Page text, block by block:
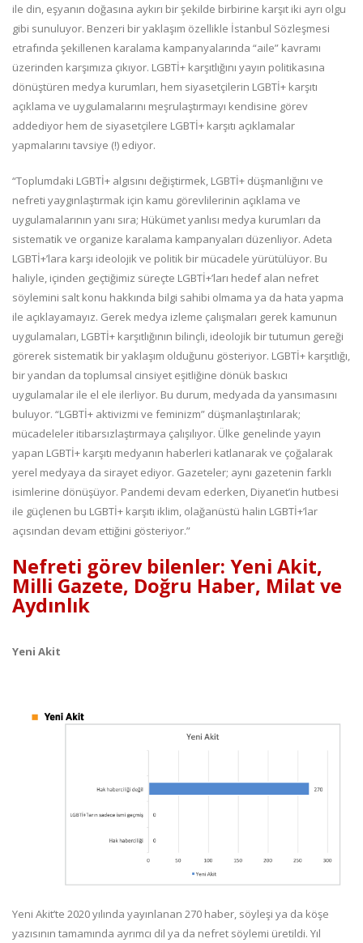
ile din, eşyanın doğasına aykırı bir şekilde birbirine karşıt iki ayrı olgu
gibi sunuluyor. Benzeri bir yaklaşım özellikle İstanbul Sözleşmesi
etrafında şekillenen karalama kampanyalarında “aile” kavramı
üzerinden karşımıza çıkıyor. LGBTİ+ karşıtlığını yayın politikasına
dönüştüren medya kurumları, hem siyasetçilerin LGBTİ+ karşıtı
açıklama ve uygulamalarını meşrulaştırmayı kendisine görev
addediyor hem de siyasetçilere LGBTİ+ karşıtı açıklamalar
yapmalarını tavsiye (!) ediyor.
“Toplumdaki LGBTİ+ algısını değiştirmek, LGBTİ+ düşmanlığını ve
nefreti yaygınlaştırmak için kamu görevlilerinin açıklama ve
uygulamalarının yanı sıra; Hükümet yanlısı medya kurumları da
sistematik ve organize karalama kampanyaları düzenliyor. Adeta
LGBTİ+’lara karşı ideolojik ve politik bir mücadele yürütülüyor. Bu
haliyle, içinden geçtiğimiz süreçte LGBTİ+’ları hedef alan nefret
söylemini salt konu hakkında bilgi sahibi olmama ya da hata yapma
ile açıklayamayız. Gerek medya izleme çalışmaları gerek kamunun
uygulamaları, LGBTİ+ karşıtlığının bilinçli, ideolojik bir tutumun gereği
görerek sistematik bir yaklaşım olduğunu gösteriyor. LGBTİ+ karşıtlığı,
bir yandan da toplumsal cinsiyet eşitliğine dönük baskıcı
uygulamalar ile el ele ilerliyor. Bu durum, medyada da yansımasını
buluyor. “LGBTİ+ aktivizmi ve feminizm” düşmanlaştırılarak;
mücadeleler itibarsızlaştırmaya çalışılıyor. Ülke genelinde yayın
yapan LGBTİ+ karşıtı medyanın haberleri katlanarak ve çoğalarak
yerel medyaya da sirayet ediyor. Gazeteler; aynı gazetenin farklı
isimlerine dönüşüyor. Pandemi devam ederken, Diyanet’in hutbesi
ile güçlenen bu LGBTİ+ karşıtı iklim, olağanüstü halin LGBTİ+’lar
açısından devam ettiğini gösteriyor.”
Nefreti görev bilenler: Yeni Akit,
Milli Gazete, Doğru Haber, Milat ve
Aydınlık
Yeni Akit
Yeni Akit’te 2020 yılında yayınlanan 270 haber, söyleşi ya da köşe
yazısının tamamında ayrımcı dil ya da nefret söylemi üretildi. Yıl